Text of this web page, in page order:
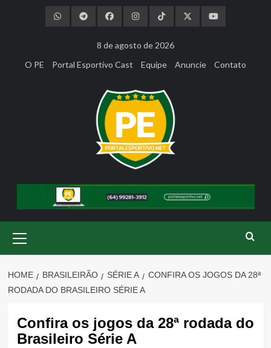
8 de agosto de 2026
O PE
Portal Esportivo Cast Equipe Anuncie Contato
Menu
HOME BRASILEIRÃO SÉRIE A
CONFIRA OS JOGOS DA 28ª
RODADA DO BRASILEIRO SÉRIE A
Confira os jogos da 28ª rodada do
Brasileiro Série A